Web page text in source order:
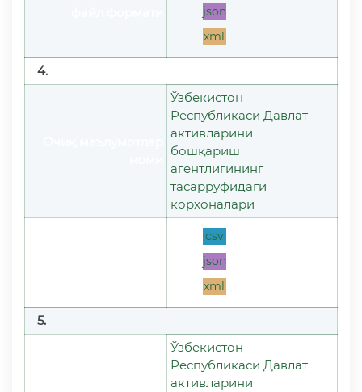
json
xml
4.
Ўзбекистон
Республикаси Давлат
активларини
бошқариш
агентлигининг
тасарруфидаги
корхоналари
csv
json
xml
5.
Ўзбекистон
Республикаси Давлат
активларини